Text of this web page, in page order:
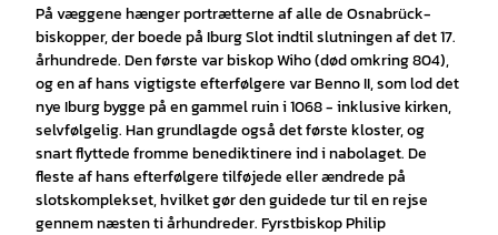
På væggene hænger portrætterne af alle de Osnabrück-
biskopper, der boede på Iburg Slot indtil slutningen af det 17.
århundrede. Den første var biskop Wiho (død omkring 804),
og en af hans vigtigste efterfølgere var Benno II, som lod det
nye Iburg bygge på en gammel ruin i 1068 - inklusive kirken,
selvfølgelig. Han grundlagde også det første kloster, og
snart flyttede fromme benediktinere ind i nabolaget. De
fleste af hans efterfølgere tilføjede eller ændrede på
slotskomplekset, hvilket gør den guidede tur til en rejse
gennem næsten ti århundreder. Fyrstbiskop Philip